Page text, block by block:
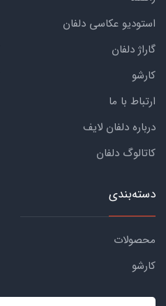
استودیو عکاسی دلفان
گاراژ دلفان
کارشو
ارتباط با ما
درباره دلفان لایف
کاتالوگ دلفان
دسته‌بندی
محصولات
کارشو